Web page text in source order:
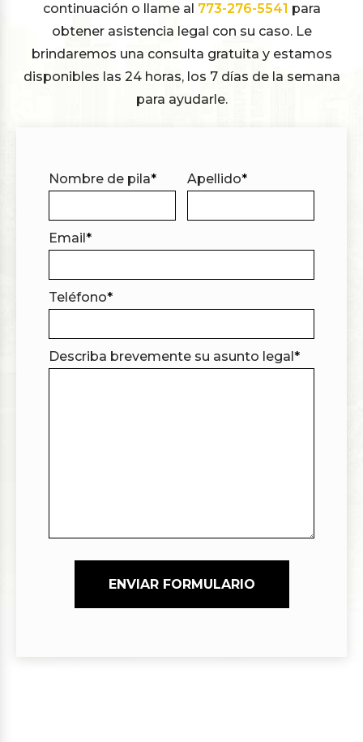
continuación o llame al 773-276-5541 para
obtener asistencia legal con su caso. Le
brindaremos una consulta gratuita y estamos
disponibles las 24 horas, los 7 días de la semana
para ayudarle.
Nombre de pila* Apellido*
Email*
Teléfono*
Describa brevemente su asunto legal*
ENVIAR FORMULARIO